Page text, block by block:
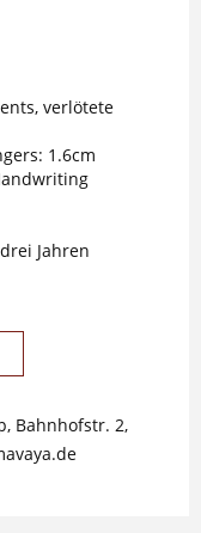
verlötete
1.6cm
Jahren
Bahnhofstr. 2,